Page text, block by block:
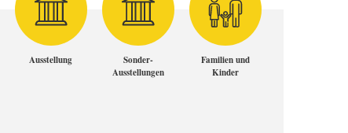
Ausstellung
Sonder-
Ausstellungen
Familien und
Kinder